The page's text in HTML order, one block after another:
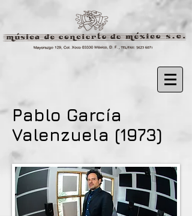
Pablo García
Valenzuela (1973)